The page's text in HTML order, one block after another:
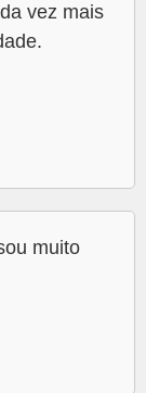
vez mais
muito